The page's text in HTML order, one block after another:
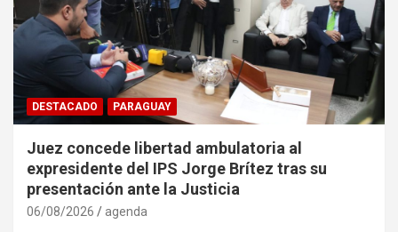
DESTACADO PARAGUAY
Juez concede libertad ambulatoria al
expresidente del IPS Jorge Brítez tras su
presentación ante la Justicia
06/08/2026 agenda